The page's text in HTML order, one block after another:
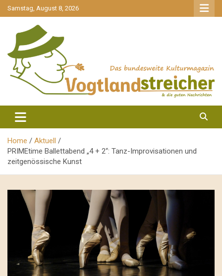
gehe
zum
Samstag, August 8, 2026
Vogtlandstreicher
Home
Aktuell
PRIMEtime Ballettabend „4 + 2“: Tanz-Improvisationen und
zeitgenössische Kunst